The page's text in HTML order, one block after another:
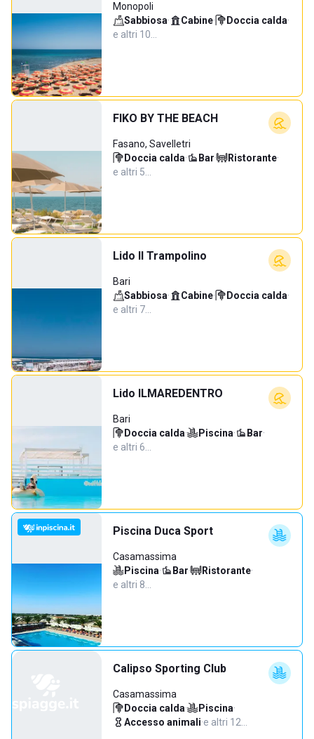
Monopoli
Sabbiosa· Cabine· Doccia calda·
e altri 10…
FIKO BY THE BEACH
Fasano, Savelletri
Doccia calda· Bar· Ristorante·
e altri 5…
Lido Il Trampolino
Bari
Sabbiosa· Cabine· Doccia calda·
e altri 7…
Lido ILMAREDENTRO
Bari
Doccia calda· Piscina· Bar·
e altri 6…
Piscina Duca Sport
Casamassima
Piscina· Bar· Ristorante·
e altri 8…
Calipso Sporting Club
Casamassima
Doccia calda· Piscina·
Accesso animali·e altri 12…